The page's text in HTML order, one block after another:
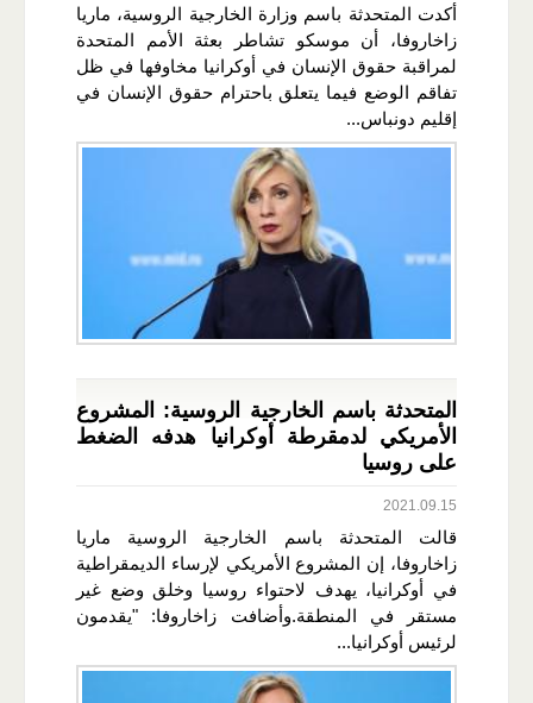
أكدت المتحدثة باسم وزارة الخارجية الروسية، ماريا
زاخاروفا، أن موسكو تشاطر بعثة الأمم المتحدة
لمراقبة حقوق الإنسان في أوكرانيا مخاوفها في ظل
تفاقم الوضع فيما يتعلق باحترام حقوق الإنسان في
إقليم دونباس...
المتحدثة باسم الخارجية الروسية: المشروع
الأمريكي لدمقرطة أوكرانيا هدفه الضغط
على روسيا
2021.09.15
قالت المتحدثة باسم الخارجية الروسية ماريا
زاخاروفا، إن المشروع الأمريكي لإرساء الديمقراطية
في أوكرانيا، يهدف لاحتواء روسيا وخلق وضع غير
مستقر في المنطقة.وأضافت زاخاروفا: "يقدمون
لرئيس أوكرانيا...